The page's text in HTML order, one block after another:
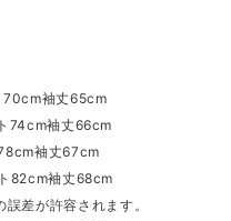
70cm袖丈65cm
74cm袖丈66cm
袖丈67cm
82cm袖丈68cm
差が許容されます。